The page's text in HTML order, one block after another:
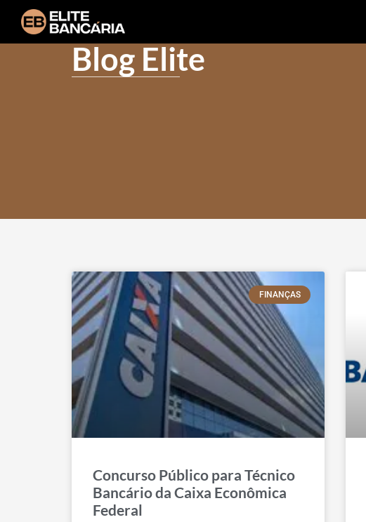
Blog Elite
FINANÇAS
Concurso Público para Técnico
Bancário da Caixa Econômica
Federal